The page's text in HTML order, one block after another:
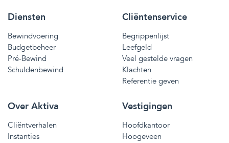
Diensten
Bewindvoering
Budgetbeheer
Pré-Bewind
Schuldenbewind
Cliëntenservice
Begrippenlijst
Leefgeld
Veel gestelde vragen
Klachten
Referentie geven
Over Aktiva
Cliëntverhalen
Instanties
Vestigingen
Hoofdkantoor
Hoogeveen